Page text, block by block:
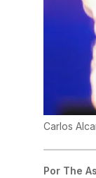
Carlos
Por The